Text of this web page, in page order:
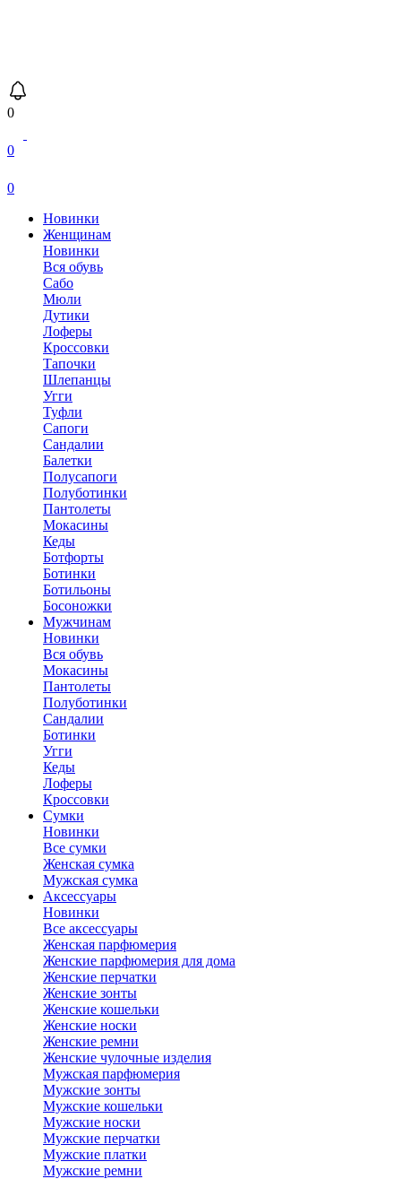
0
0
0
Новинки
Женщинам
Новинки
Вся обувь
Сабо
Мюли
Дутики
Лоферы
Кроссовки
Тапочки
Шлепанцы
Угги
Туфли
Сапоги
Сандалии
Балетки
Полусапоги
Полуботинки
Пантолеты
Мокасины
Кеды
Ботфорты
Ботинки
Ботильоны
Босоножки
Мужчинам
Новинки
Вся обувь
Мокасины
Пантолеты
Полуботинки
Сандалии
Ботинки
Угги
Кеды
Лоферы
Кроссовки
Сумки
Новинки
Все сумки
Женская сумка
Мужская сумка
Аксессуары
Новинки
Все аксессуары
Женская парфюмерия
Женские парфюмерия для дома
Женские перчатки
Женские зонты
Женские кошельки
Женские носки
Женские ремни
Женские чулочные изделия
Мужская парфюмерия
Мужские зонты
Мужские кошельки
Мужские носки
Мужские перчатки
Мужские платки
Мужские ремни